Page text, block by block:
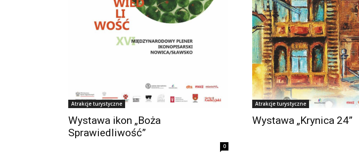
Atrakcje turystyczne
Wystawa ikon „Boża
Sprawiedliwość”
0
Atrakcje turystyczne
Wystawa „Krynica 24”